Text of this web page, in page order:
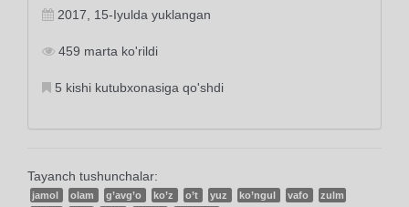
2017, 15-Iyulda yuklangan
459 marta ko'rildi
5 kishi kutubxonasiga qo'shdi
Tayanch tushunchalar:
jamol olam g’avg’o ko’z o’t yuz ko’ngul vafo
zulm